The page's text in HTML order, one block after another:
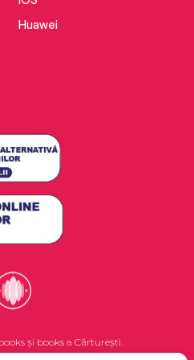
Huawei
și books a Cărturești.